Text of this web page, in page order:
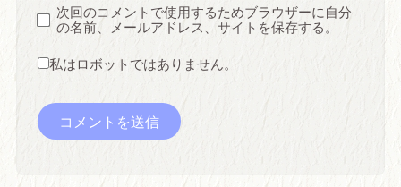
次回のコメントで使用するためブラウザーに自分
の名前、メールアドレス、サイトを保存する。
私はロボットではありません。